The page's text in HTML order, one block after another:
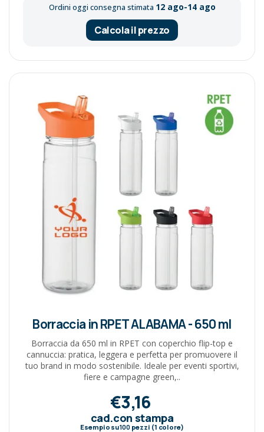
Ordini oggi consegna stimata 12 ago-14 ago
Calcola il prezzo
Borraccia in RPET ALABAMA - 650 ml
Borraccia da 650 ml in RPET con coperchio flip-top e
cannuccia: pratica, leggera e perfetta per promuovere il
tuo brand in modo sostenibile. Ideale per eventi sportivi,
fiere e campagne green,..
€3,16
cad.con stampa
Esempio su100pezzi (1 colore)